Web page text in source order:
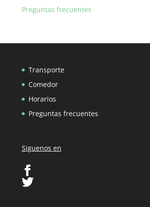
Preguntas frecuentes
Transporte
Comedor
Horarios
Preguntas frecuentes
Siguenos en